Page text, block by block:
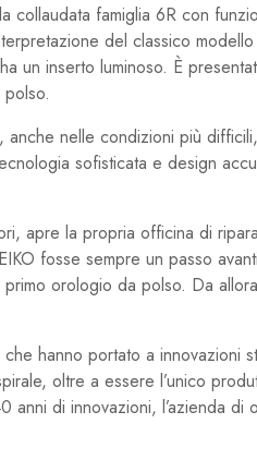
collaudata famiglia 6R con
del classico
un inserto luminoso. È
nelle condizioni più
sofisticata e design
apre la propria officina di
fosse sempre un passo
orologio da polso. Da
hanno portato a innovazioni
oltre a essere l’unico
di innovazioni, l’azienda di